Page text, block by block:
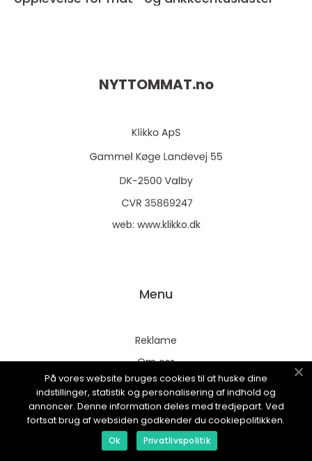
NYTTOMMAT.no
web: www.klikko.dk
Menu
Reklame
Om oss
Cookies
Kontakt Oss
Sitemap
På vores website bruges cookies til at huske dine
indstillinger, statistik og personalisering af indhold og
annoncer. Denne information deles med tredjepart. Ved
fortsat brug af websiden godkender du cookiepolitikken.
Ok Privatlivspolitik